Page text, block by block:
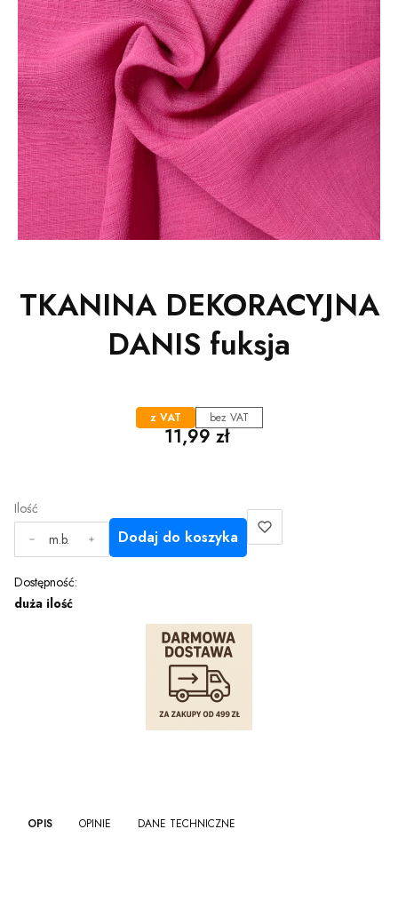
TKANINA DEKORACYJNA
DANIS fuksja
z VAT bez VAT
Cena
11,99 zł
Ilość
m.b.
Dodaj do koszyka
Dostępność:
duża ilość
OPIS OPINIE DANE TECHNICZNE